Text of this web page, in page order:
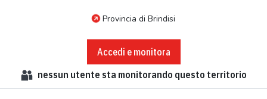
Provincia di Brindisi
Accedi e monitora
nessun utente sta monitorando questo territorio